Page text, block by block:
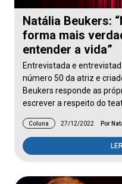
Natália Beukers:
forma mais
entender a vida”
Entrevistada e
número 50 da atriz e
Beukers responde as
escrever a respeito do
Coluna 27/12/2022 Por